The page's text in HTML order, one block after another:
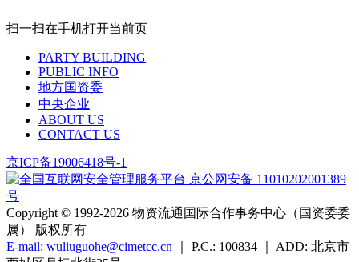
扫一扫在手机打开当前页
PARTY BUILDING
PUBLIC INFO
地方国资委
中央企业
ABOUT US
CONTACT US
京ICP备19006418号-1
京公网安备 11010202001389
号
Copyright ©️ 1992-2026 物资流通国际合作事务中心（国资委委
属） 版权所有
E-mail: wuliuguohe@cimetcc.cn
P.C.: 100834
ADD: 北京市